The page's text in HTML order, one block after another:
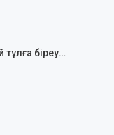
тұлға біреу…